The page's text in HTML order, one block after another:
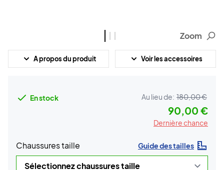
Zoom
A propos du produit Voir les accessoires
En stock Au lieu de: 180,00 €
90,00 €
Dernière chance
Chaussures taille Guide des tailles